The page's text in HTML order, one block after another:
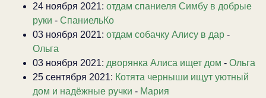
24 ноября 2021: отдам спаниеля Симбу в добрые
руки - СпаниельКо
03 ноября 2021: отдам собачку Алису в дар -
Ольга
03 ноября 2021: дворянка Алиса ищет дом - Ольга
25 сентября 2021: Котята черныши ищут уютный
дом и надёжные ручки - Мария